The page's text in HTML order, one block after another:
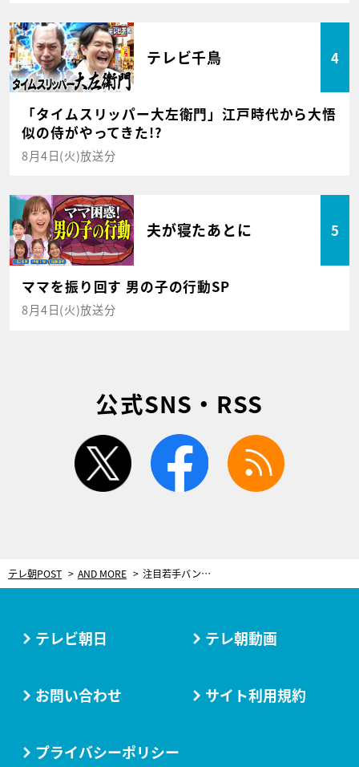
テレビ千鳥 4
「タイムスリッパー大左衛門」江戸時代から大悟
似の侍がやってきた!?
8月4日(火)放送分
夫が寝たあとに 5
ママを振り回す 男の子の行動SP
8月4日(火)放送分
公式SNS・RSS
twitter facebook
テレ朝POST AND MORE 注目若手バンドが大舞台のライブかけサバイバル！「ROAD TO EX 2017」参加者4組追加
テレビ朝日 テレ朝動画
お問い合わせ サイト利用規約
プライバシーポリシー